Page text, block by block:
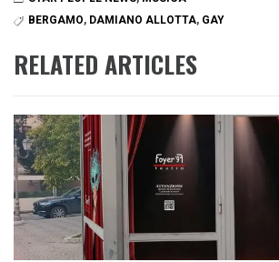
BERGAMO, DAMIANO ALLOTTA, GAY
RELATED ARTICLES